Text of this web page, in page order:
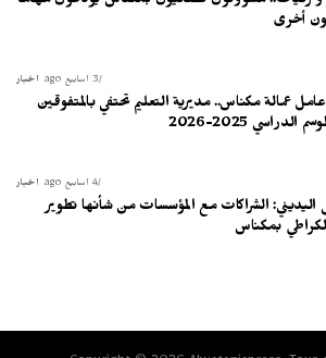
أخرى
أخبار 3 أسابيع ago
عمالة مكناس.. مديرية التعليم تحتفي بالمتفوقين
الدراسي 2025-2026
أخبار 4 أسابيع ago
اليديني: الشراكات مع المؤسسات من شأنها تطوير
بمكناس